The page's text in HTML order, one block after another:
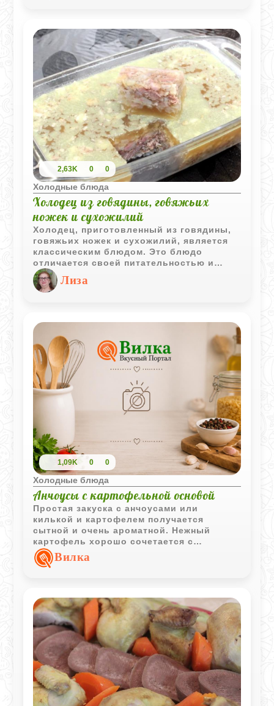
2,63K 0 0
Холодные блюда
Холодец из говядины, говяжьих
ножек и сухожилий
Холодец, приготовленный из говядины,
говяжьих ножек и сухожилий, является
классическим блюдом. Это блюдо
отличается своей питательностью и
богатым вкусом, благодаря сочетанию
мяса и желатиновой основы, которая
образуется в процессе длительного
также является отличным источником
коллагена, который полезен для
суставов и кожи. Холодец традиционно
подается холодным и часто украшается
зеленью и горчицей.
Лиза
1,09K 0 0
Холодные блюда
Анчоусы с картофельной основой
Простая закуска с анчоусами или
килькой и картофелем получается
сытной и очень ароматной. Нежный
картофель хорошо сочетается с
солоноватой рыбой и легкой уксусной
заправкой с растительным маслом.
Вилка